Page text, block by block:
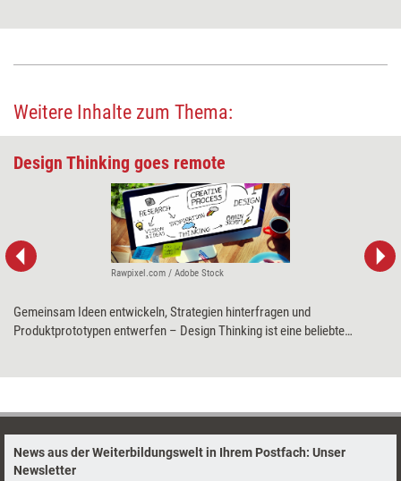
Weitere Inhalte zum Thema:
Design Thinking goes remote
Rawpixel.com / Adobe Stock
Gemeinsam Ideen entwickeln, Strategien hinterfragen und
Produktprototypen entwerfen – Design Thinking ist eine beliebte
News aus der Weiterbildungswelt in Ihrem Postfach: Unser
Newsletter